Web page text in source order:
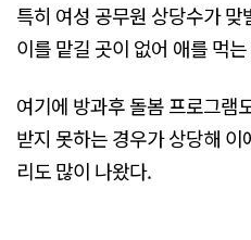
특히 여성 공무원 상당수가
이를 맡길 곳이 없어 애를 먹
여기에 방과후 돌봄 프로그램
받지 못하는 경우가 상당해
리도 많이 나왔다.